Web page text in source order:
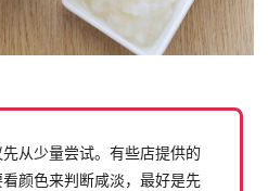
从少量尝试。有些店提供的
颜色来判断咸淡，最好是先